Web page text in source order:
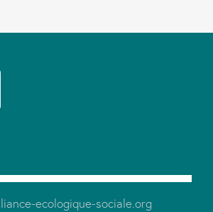
ecologique-sociale.org